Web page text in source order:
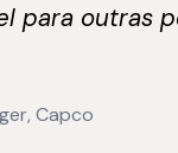
para outras
Capco